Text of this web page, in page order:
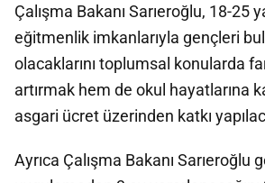
Çalışma Bakanı Sarıeroğlu, 18-25
eğitmenlik imkanlarıyla gençleri
olacaklarını toplumsal konularda
artırmak hem de okul hayatlarına
asgari ücret üzerinden katkı
Ayrıca Çalışma Bakanı Sarıeroğlu